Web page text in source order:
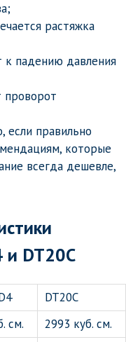
растяжка
к падению давления
проворот
если правильно
которые
всегда дешевле,
и DT20C
DT20C
см.
2993 куб. см.